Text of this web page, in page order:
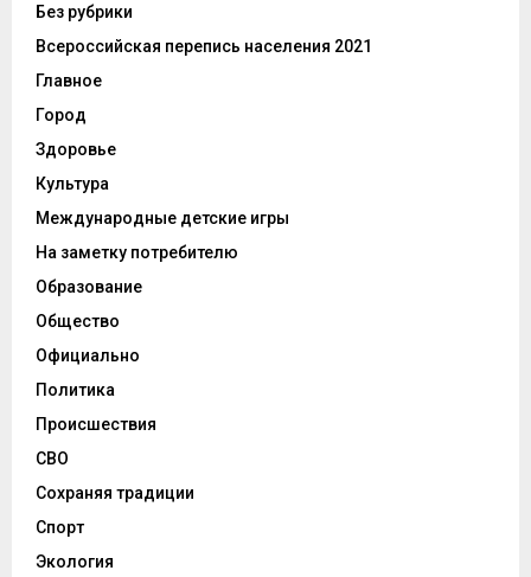
Без рубрики
Всероссийская перепись населения 2021
Главное
Город
Здоровье
Культура
Международные детские игры
На заметку потребителю
Образование
Общество
Официально
Политика
Происшествия
СВО
Сохраняя традиции
Спорт
Экология